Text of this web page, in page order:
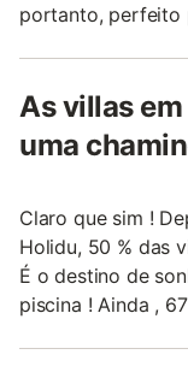
portanto, perfeito
As villas
uma
Claro que sim !
Holidu, 50 % das
É o destino de
piscina ! Ainda ,